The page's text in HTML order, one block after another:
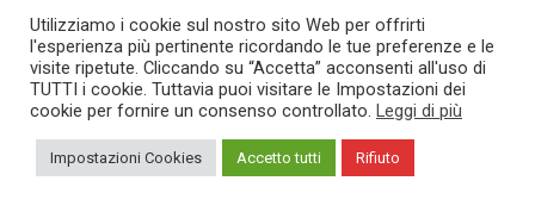
PEC:nuovatecmi@lamiapec.it
Sito creato da :
Utilizziamo i cookie sul nostro sito Web per offrirti
l'esperienza più pertinente ricordando le tue preferenze e le
visite ripetute. Cliccando su “Accetta” acconsenti all'uso di
TUTTI i cookie. Tuttavia puoi visitare le Impostazioni dei
cookie per fornire un consenso controllato. Leggi di più
Impostazioni Cookies Accetto tutti Rifiuto